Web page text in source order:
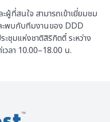
ที่สนใจ สามารถเข้าเยี่ยมชม
พบกับทีมงานของ DDD
มแห่งชาติสิริกิตติ์ ระหว่าง
ลา 10.00–18.00 น.